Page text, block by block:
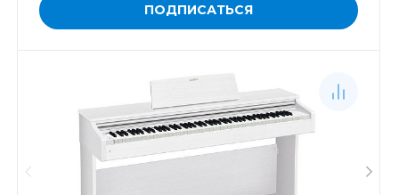
ПОДПИСАТЬСЯ